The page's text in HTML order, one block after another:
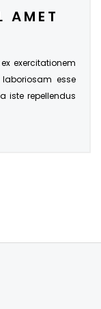
AMET
exercitationem
esse
iste repellendus